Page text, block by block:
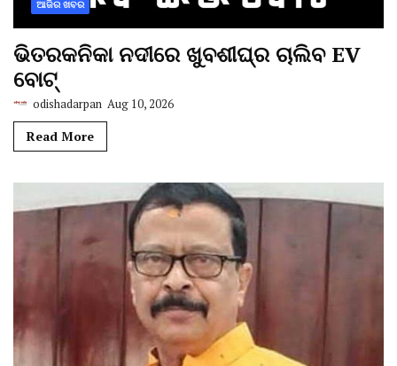
ଆଜିର ଖବର
ଭିତରକନିକା ନଦୀରେ ଖୁବଶୀଘ୍ର ଚାଲିବ EV
ବୋଟ୍
odishadarpan Aug 10, 2026
Read More